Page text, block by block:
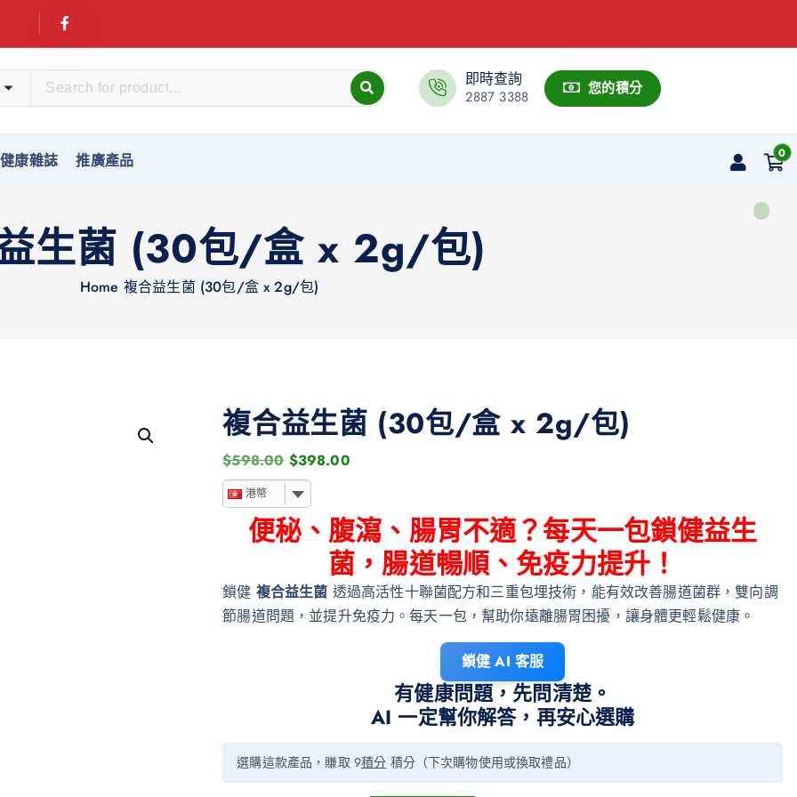
即時查詢
2887 3388 您的積分
康雜誌 推廣產品 0
生菌 (30包/盒 x 2g/包)
Home 複合益生菌 (30包/盒 x 2g/包)
複合益生菌 (30包/盒 x 2g/包)
$598.00 $398.00
港幣
便秘、腹瀉、腸胃不適？每天一包鎖健益生
菌，腸道暢順、免疫力提升！
鎖健 複合益生菌 透過高活性十聯菌配方和三重包埋技術，能有效改善腸道菌群，雙向調
節腸道問題，並提升免疫力。每天一包，幫助你遠離腸胃困擾，讓身體更輕鬆健康。
鎖健 AI 客服
有健康問題，先問清楚。
AI 一定幫你解答，再安心選購
選購這款產品，賺取 9積分 積分（下次購物使用或換取禮品）